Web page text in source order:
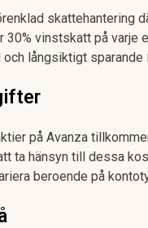
skattehantering
30% vinstskatt på varje
långsiktigt sparande
på Avanza
ta hänsyn till dessa
beroende på